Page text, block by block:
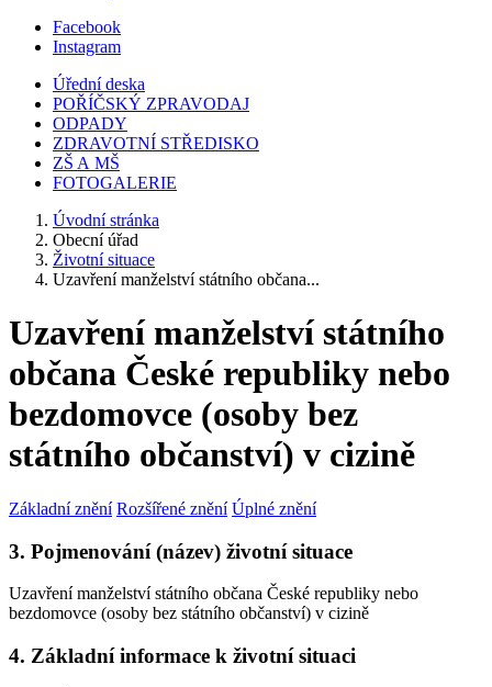
Facebook
Instagram
Úřední deska
POŘÍČSKÝ ZPRAVODAJ
ODPADY
ZDRAVOTNÍ STŘEDISKO
ZŠ A MŠ
FOTOGALERIE
Úvodní stránka
Obecní úřad
Životní situace
Uzavření manželství státního občana...
Uzavření manželství státního
občana České republiky nebo
bezdomovce (osoby bez
státního občanství) v cizině
Základní znění Rozšířené znění Úplné znění
3. Pojmenování (název) životní situace
Uzavření manželství státního občana České republiky nebo
bezdomovce (osoby bez státního občanství) v cizině
4. Základní informace k životní situaci